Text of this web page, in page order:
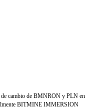
cambio de BMNRON y PLN en
BITMINE IMMERSION